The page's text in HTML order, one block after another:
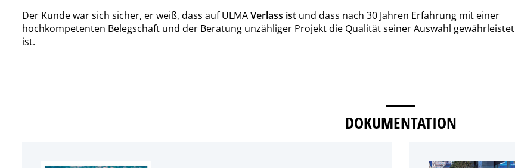
Der Kunde war sich sicher, er weiß, dass auf ULMAVerlass ist und dass nach 30 Jahren Erfahrung mit einer
hochkompetenten Belegschaft und der Beratung unzähliger Projekt die Qualität seiner Auswahl gewährleistet
ist.
DOKUMENTATION